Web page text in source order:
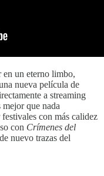
en un eterno limbo,
nueva película de
a streaming
que nada
festivales con más calidez
con Crímenes del
nuevo trazas del